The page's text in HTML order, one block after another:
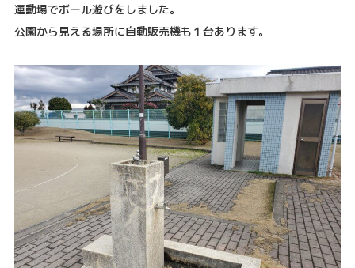
運動場でボール遊びをしました。
公園から見える場所に自動販売機も１台あります。